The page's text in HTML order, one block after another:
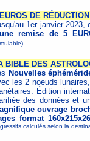
DE
1er janvier
remise de 5
.
BIBLE DES
Nouvelles
les 2 noeuds
Édition
des données et
ouvrage
format
calculés selon la